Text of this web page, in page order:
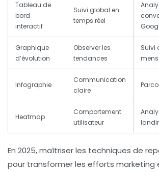
Tableau de
bord
interactif
Suivi global en
temps réel
Graphique
d’évolution
Observer les
tendances
Suivi
Infographie
Communication
claire
Heatmap
Comportement
utilisateur
En 2025, maîtriser les techniques de
pour transformer les efforts marketing